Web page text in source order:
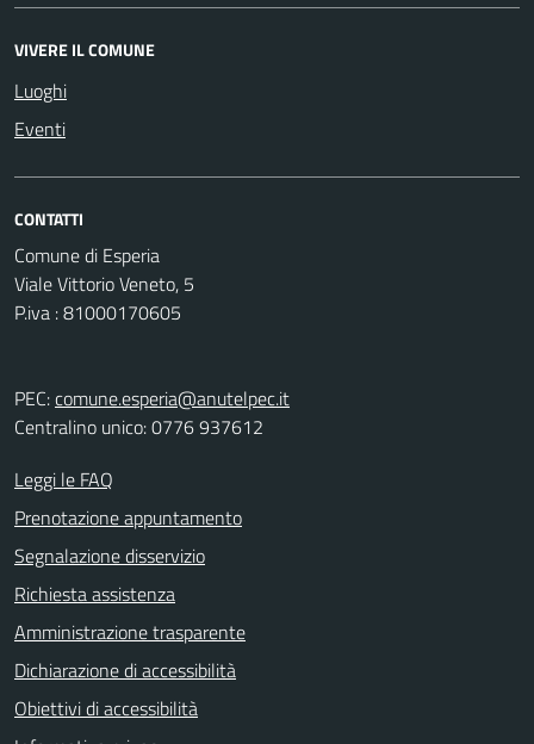
VIVERE IL COMUNE
Luoghi
Eventi
CONTATTI
Comune di Esperia
Viale Vittorio Veneto, 5
P.iva : 81000170605
PEC:comune.esperia@anutelpec.it
Centralino unico: 0776 937612
Leggi le FAQ
Prenotazione appuntamento
Segnalazione disservizio
Richiesta assistenza
Amministrazione trasparente
Dichiarazione di accessibilità
Obiettivi di accessibilità